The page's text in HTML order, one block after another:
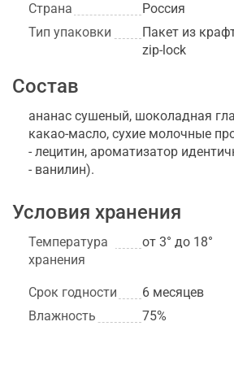
Страна
Россия
Тип упаковки
Пакет из
zip-lock
Состав
ананас сушеный, шоколадная
какао-масло, сухие молочные
- лецитин, ароматизатор
- ванилин).
Условия хранения
Температура
хранения
от 3° до 18°
Срок годности
6 месяцев
Влажность
75%